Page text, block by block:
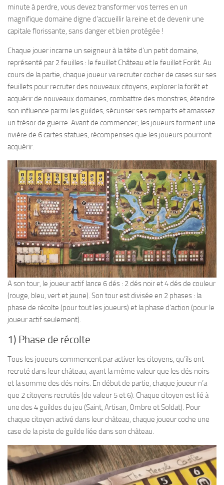
minute à perdre, vous devez transformer vos terres en un
magnifique domaine digne d’accueillir la reine et de devenir une
capitale florissante, sans danger et bien protégée !
Chaque jouer incarne un seigneur à la tête d’un petit domaine,
représenté par 2 feuilles : le feuillet Château et le feuillet Forêt. Au
cours de la partie, chaque joueur va recruter cocher de cases sur ses
feuillets pour recruter des nouveaux citoyens, explorer la forêt et
acquérir de nouveaux domaines, combattre des monstres, étendre
son influence parmi les guildes, sécuriser ses remparts et amassez
un trésor de guerre. Avant de commencer, les joueurs forment une
rivière de 6 cartes statues, récompenses que les joueurs pourront
acquérir.
A son tour, le joueur actif lance 6 dés : 2 dés noir et 4 dés de couleur
(rouge, bleu, vert et jaune). Son tour est divisée en 2 phases : la
phase de récolte (pour tout les joueurs) et la phase d’action (pour le
joueur actif seulement).
1) Phase de récolte
Tous les joueurs commencent par activer les citoyens, qu’ils ont
recruté dans leur château, ayant la même valeur que les dés noirs
et la somme des dés noirs. En début de partie, chaque joueur n’a
que 2 citoyens recrutés (de valeur 5 et 6). Chaque citoyen est lié à
une des 4 guildes du jeu (Saint, Artisan, Ombre et Soldat). Pour
chaque citoyen activé dans leur château, chaque joueur coche une
case de la piste de guilde liée dans son château.